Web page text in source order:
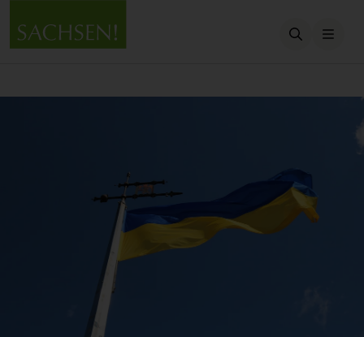
Suche